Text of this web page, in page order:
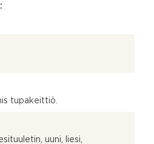
tupakeittiö.
uuni, liesi,